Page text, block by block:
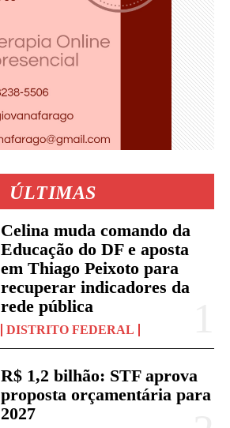
ÚLTIMAS
Celina muda comando da
Educação do DF e aposta
em Thiago Peixoto para
recuperar indicadores da
rede pública
DISTRITO FEDERAL
R$ 1,2 bilhão: STF aprova
proposta orçamentária para
2027